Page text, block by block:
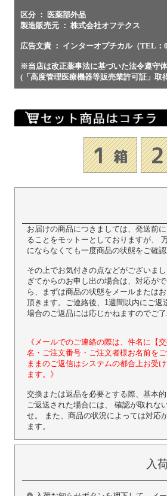
区分 ： 医薬部外品
製造販売元 ： 株式会社オフテクス
広告文責 ： インターオプチカル（TEL：
※当店は改正薬事法に基づいた法令遵守
(「高度管理医療機器等販売業許可証」
お届けの商品につきましては、発送前
ることをモットーとしておりますが、
にならなくても一度商品の状態をご確
その上でお気付きの点などがございま
ぎてからのお申し出の場合は、対応が
ら、まずは商品の状態をメールまたは
頂きます。ご連絡後、1週間以内にご
場合のご返品には応じかねますのでご了
《メールでのご連絡の際は、件名に【
名・ご注文番号・ご注文者様お名前を
ままのご返信はシステムの都合上お受
ます。》
交換または返品を必要とする際、基本
ご返送された場合には、 確認が取れな
せ。 また、商品の状況によっては対応
ます。
入